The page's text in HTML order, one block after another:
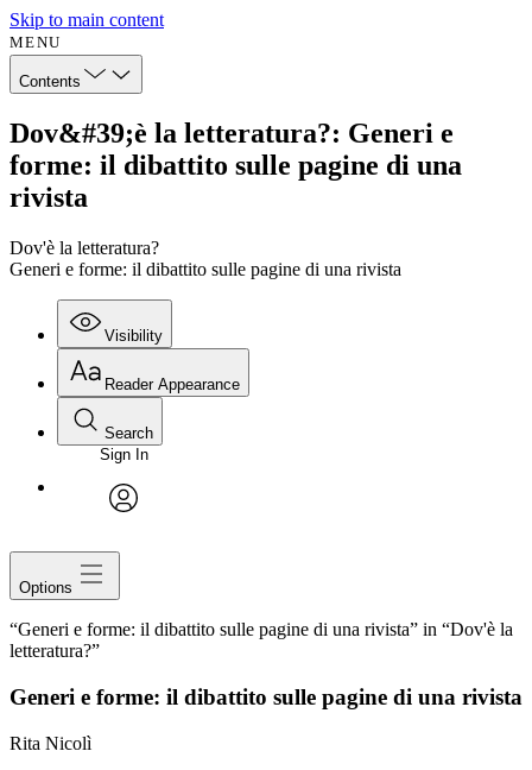
Skip to main content
MENU
Contents
Dov&#39;è la letteratura?: Generi e
forme: il dibattito sulle pagine di una
rivista
Dov'è la letteratura?
Generi e forme: il dibattito sulle pagine di una rivista
Visibility
Reader Appearance
Search
Sign In
Options
“Generi e forme: il dibattito sulle pagine di una rivista” in “Dov'è la
letteratura?”
Generi e forme: il dibattito sulle pagine di una rivista
Rita Nicolì